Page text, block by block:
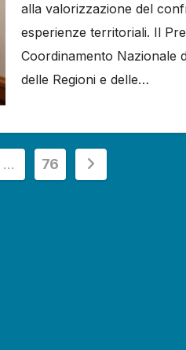
alla valorizzazione del
esperienze territoriali. Il
Coordinamento Nazionale
delle Regioni e delle…
… 76